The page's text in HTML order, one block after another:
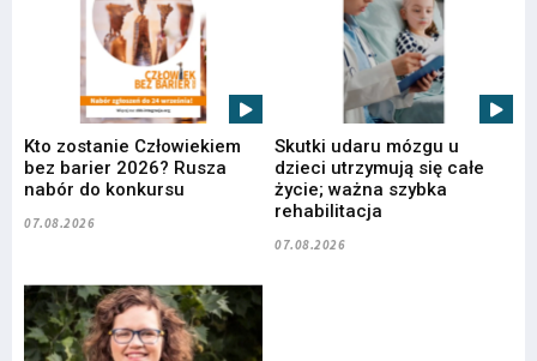
Kto zostanie Człowiekiem
bez barier 2026? Rusza
nabór do konkursu
07.08.2026
Skutki udaru mózgu u
dzieci utrzymują się całe
życie; ważna szybka
rehabilitacja
07.08.2026